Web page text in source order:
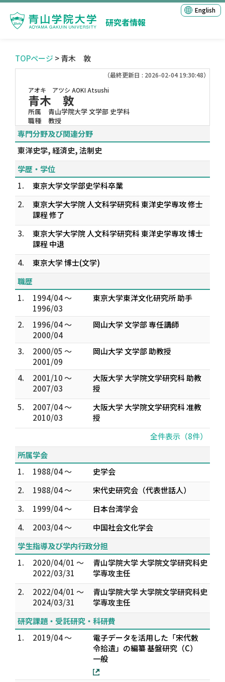
研究者情報
English
TOPページ > 青木 敦
（最終更新日 : 2026-02-04 19:30:48）
アオキ アツシ AOKI Atsushi
青木 敦
所属
青山学院大学 文学部 史学科
職種
教授
専門分野及び関連分野
東洋史学, 経済史, 法制史
学歴・学位
1.
東京大学文学部史学科卒業
2.
東京大学大学院 人文科学研究科 東洋史学専攻 修士
課程 修了
3.
東京大学大学院 人文科学研究科 東洋史学専攻 博士
課程 中退
4.
東京大学 博士(文学)
職歴
1.
1994/04 ～
1996/03
東京大学東洋文化研究所 助手
2.
1996/04 ～
2000/04
岡山大学 文学部 専任講師
3.
2000/05 ～
2001/09
岡山大学 文学部 助教授
4.
2001/10 ～
2007/03
大阪大学 大学院文学研究科 助教
授
5.
2007/04 ～
2010/03
大阪大学 大学院文学研究科 准教
授
全件表示（8件）
所属学会
1.
1988/04 ～
史学会
2.
1988/04 ～
宋代史研究会（代表世話人）
3.
1999/04 ～
日本台湾学会
4.
2003/04 ～
中国社会文化学会
学生指導及び学内行政分担
1.
2020/04/01 ～
2022/03/31
青山学院大学 大学院文学研究科史
学専攻主任
2.
2022/04/01 ～
2024/03/31
青山学院大学 大学院文学研究科史
学専攻主任
研究課題・受託研究・科研費
1.
2019/04 ～
電子データを活用した「宋代敕
令拾遺」の編纂 基盤研究（C）
一般